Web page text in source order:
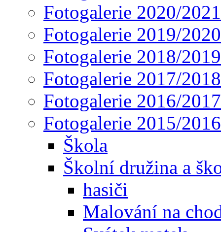
Fotogalerie 2020/2021
Fotogalerie 2019/2020
Fotogalerie 2018/2019
Fotogalerie 2017/2018
Fotogalerie 2016/2017
Fotogalerie 2015/2016
Škola
Školní družina a
hasiči
Malování na